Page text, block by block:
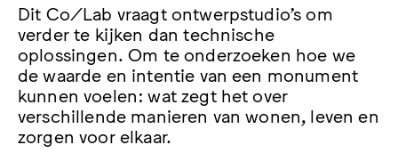
Dit Co/Lab vraagt ontwerpstudio’s om
verder te kijken dan technische
oplossingen. Om te onderzoeken hoe we
de waarde en intentie van een monument
kunnen voelen: wat zegt het over
verschillende manieren van wonen, leven en
zorgen voor elkaar.